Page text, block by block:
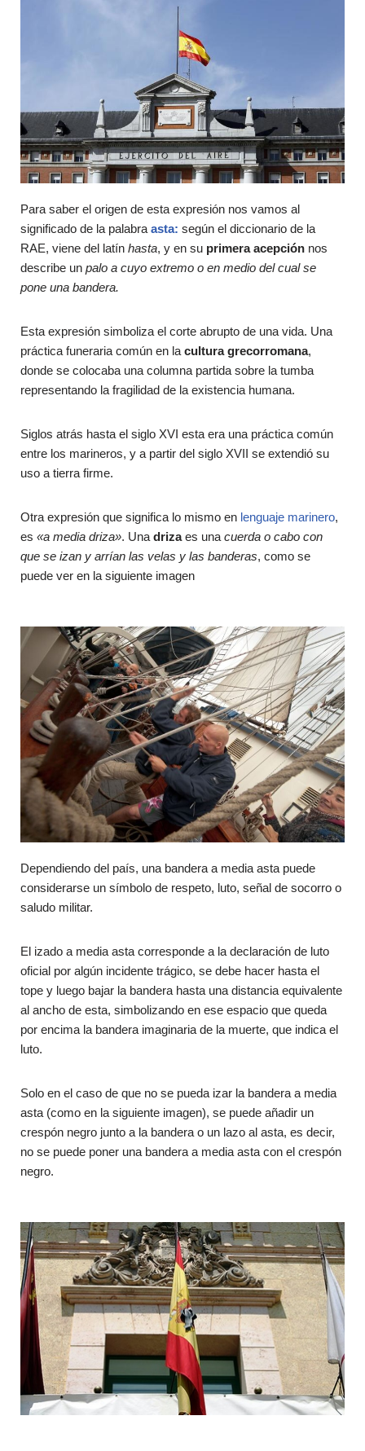
Para saber el origen de esta expresión nos vamos al
significado de la palabra asta: según el diccionario de la
RAE, viene del latín hasta, y en su primera acepción nos
describe un palo a cuyo extremo o en medio del cual se
pone una bandera.
Esta expresión simboliza el corte abrupto de una vida. Una
práctica funeraria común en la cultura grecorromana,
donde se colocaba una columna partida sobre la tumba
representando la fragilidad de la existencia humana.
Siglos atrás hasta el siglo XVI esta era una práctica común
entre los marineros, y a partir del siglo XVII se extendió su
uso a tierra firme.
Otra expresión que significa lo mismo en lenguaje marinero,
es «a media driza». Una drizaes una cuerda o cabo con
que se izan y arrían las velas y las banderas, como se
puede ver en la siguiente imagen
Dependiendo del país, una bandera a media asta puede
considerarse un símbolo de respeto, luto, señal de socorro o
saludo militar.
El izado a media asta corresponde a la declaración de luto
oficial por algún incidente trágico, se debe hacer hasta el
tope y luego bajar la bandera hasta una distancia equivalente
al ancho de esta, simbolizando en ese espacio que queda
por encima la bandera imaginaria de la muerte, que indica el
luto.
Solo en el caso de que no se pueda izar la bandera a media
asta (como en la siguiente imagen), se puede añadir un
crespón negro junto a la bandera o un lazo al asta, es decir,
no se puede poner una bandera a media asta con el crespón
negro.